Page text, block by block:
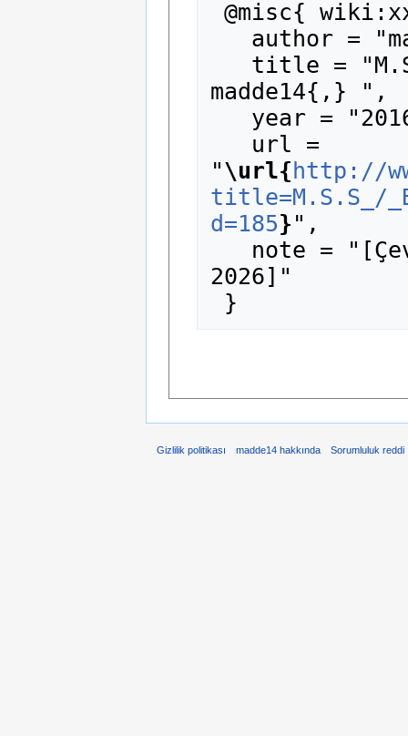
@misc{ wiki:xxx,
madde14{,} ",
"\url{ http://
title=M.S.S_/
d=185} ",
2026]"
Gizlilik politikası madde14 hakkında Sorumluluk reddi